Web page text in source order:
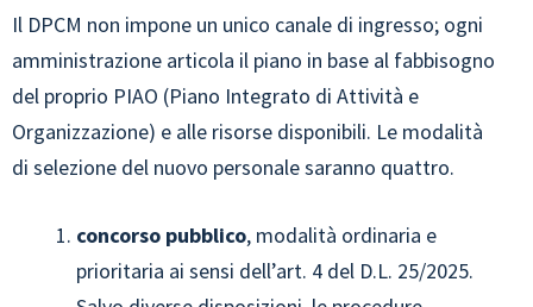
Il DPCM non impone un unico canale di ingresso; ogni
amministrazione articola il piano in base al fabbisogno
del proprio PIAO (Piano Integrato di Attività e
Organizzazione) e alle risorse disponibili. Le modalità
di selezione del nuovo personale saranno quattro.
concorso pubblico, modalità ordinaria e
prioritaria ai sensi dell’art. 4 del D.L. 25/2025.